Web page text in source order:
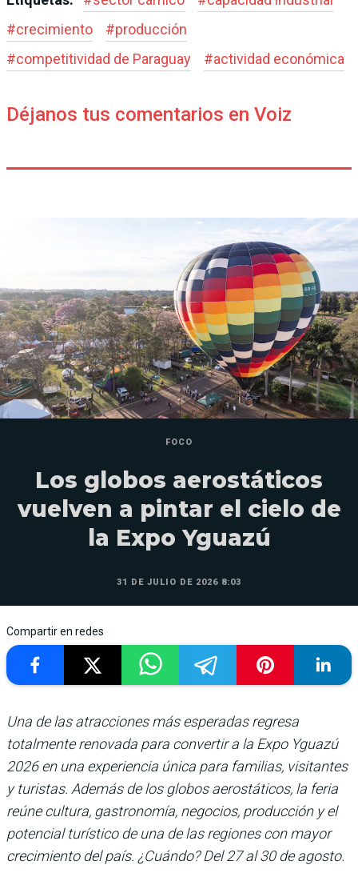
#crecimiento #producción
#competitividad de Paraguay #actividad económica
Déjanos tus comentarios en Voiz
FOCO
Los globos aerostáticos
vuelven a pintar el cielo de
la Expo Yguazú
31 DE JULIO DE 2026 8:03
Compartir en redes
Una de las atracciones más esperadas regresa
totalmente renovada para convertir a la Expo Yguazú
2026 en una experiencia única para familias, visitantes
y turistas. Además de los globos aerostáticos, la feria
reúne cultura, gastronomía, negocios, producción y el
potencial turístico de una de las regiones con mayor
crecimiento del país. ¿Cuándo? Del 27 al 30 de agosto.